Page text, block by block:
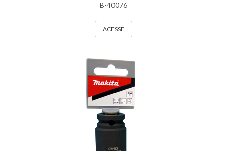
B-40076
ACESSE